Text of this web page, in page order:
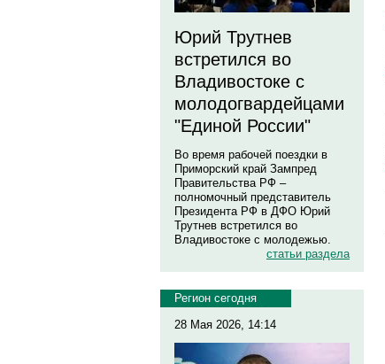
Юрий Трутнев
встретился во
Владивостоке с
молодогвардейцами
"Единой России"
Во время рабочей поездки в
Приморский край Зампред
Правительства РФ –
полномочный представитель
Президента РФ в ДФО Юрий
Трутнев встретился во
Владивостоке с молодежью.
статьи раздела
Регион сегодня
28 Мая 2026, 14:14